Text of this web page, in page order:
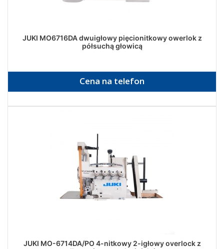
JUKI MO6716DA dwuigłowy pięcionitkowy owerlok z
półsuchą głowicą
Cena na telefon
JUKI MO-6714DA/PO 4-nitkowy 2-igłowy overlock z